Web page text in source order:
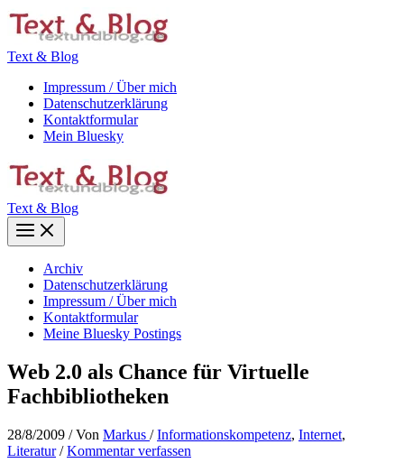
Zum
Inhalt
Text & Blog
Impressum / Über mich
Datenschutzerklärung
Kontaktformular
Mein Bluesky
Text & Blog
Main
Menu
Archiv
Datenschutzerklärung
Impressum / Über mich
Kontaktformular
Meine Bluesky Postings
Web 2.0 als Chance für Virtuelle
Fachbibliotheken
28/8/2009 / Von Markus /Informationskompetenz, Internet,
Literatur/Kommentar verfassen